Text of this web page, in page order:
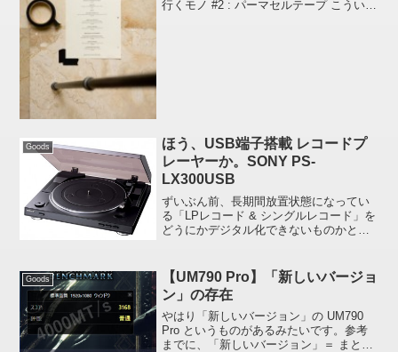
行くモノ #2 : パーマセルテープ こういう
Goods
ほう、USB端子搭載 レコードプ
レーヤーか。SONY PS-
LX300USB
ずいぶん前、長期間放置状態になってい
る「LPレコード & シングルレコード」を
どうにかデジタル化できないものかと検
その欲求自体もレコード同様、長期間放
置状態になっていま...
Goods
【UM790 Pro】「新しいバージョ
ン」の存在
やはり「新しいバージョン」の UM790
Pro というものがあるみたいです。参考
までに、「新しいバージョン」＝ まとも